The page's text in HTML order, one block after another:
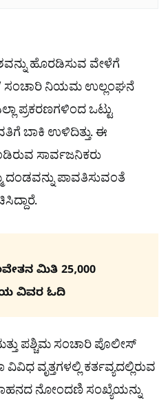
ಹೊರಡಿಸುವ ವೇಳೆಗೆ
ಸಂಚಾರಿ ನಿಯಮ ಉಲ್ಲಂಘನೆ
ಪ್ರಕರಣಗಳಿಂದ ಒಟ್ಟು
ಬಾಕಿ ಉಳಿದಿತ್ತು. ಈ
ಸಾರ್ವಜನಿಕರು
ದಂಡವನ್ನು ಪಾವತಿಸುವಂತೆ
ಮಿತಿ 25,000
ವಿವರ ಓದಿ
ಪಶ್ಚಿಮ ಸಂಚಾರಿ ಪೊಲೀಸ್
ವೃತ್ತಗಳಲ್ಲಿ ಕರ್ತವ್ಯದಲ್ಲಿರುವ
ನೋಂದಣಿ ಸಂಖ್ಯೆಯನ್ನು